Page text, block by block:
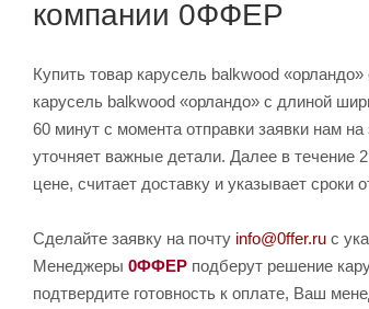
компании 0ФФЕР
Купить товар карусель balkwood
карусель balkwood «орландо» с длиной
60 минут с момента отправки заявки нам
уточняет важные детали. Далее в течение
цене, считает доставку и указывает сроки
Сделайте заявку на почту info@0ffer.ru с
Менеджеры 0ФФЕР подберут решение
подтвердите готовность к оплате, Ваш